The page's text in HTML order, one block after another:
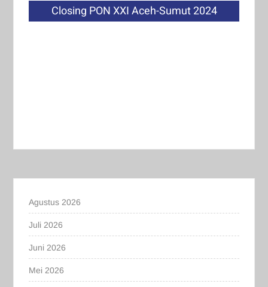
Closing PON XXI Aceh-Sumut 2024
Agustus 2026
Juli 2026
Juni 2026
Mei 2026